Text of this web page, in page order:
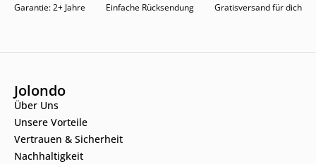
Garantie: 2+ Jahre Einfache Rücksendung Gratisversand für dich
Jolondo
Über Uns
Unsere Vorteile
Vertrauen & Sicherheit
Nachhaltigkeit